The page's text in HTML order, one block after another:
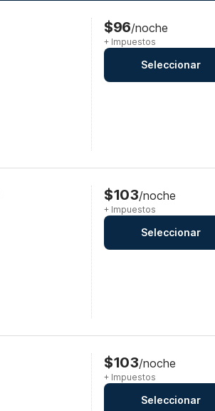
$96/noche
+ Impuestos
Seleccionar
$103/noche
+ Impuestos
Seleccionar
$103/noche
+ Impuestos
Seleccionar